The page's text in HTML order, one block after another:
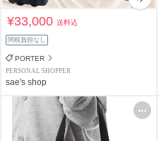
¥33,000送料込
関税負担なし
PORTER
PERSONAL SHOPPER
sae's shop